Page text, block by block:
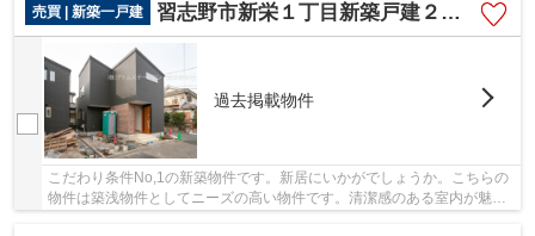
売買 | 新築一戸建 習志野市新栄１丁目新築戸建２号棟
過去掲載物件
こだわり条件No,1の新築物件です。新居にいかがでしょうか。こちらの
物件は築浅物件としてニーズの高い物件です。清潔感のある室内が魅力